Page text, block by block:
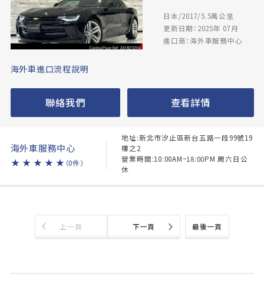
日本/2017/5.5萬公里
更新日期：2025年 07月
進口商：海外車服務中心
海外車進口流程說明
聯絡我們 查看詳情
海外車服務中心
★ ★ ★ ★ ★ （0件）
地址:新北市汐止區新台五路一段99號19
樓之2
營業時間:10:00AM~18:00PM 周六日公
休
最後一頁
上一頁 下一頁